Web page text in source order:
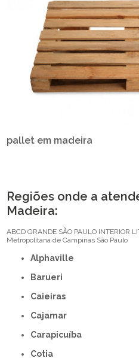
pallet em madeira
Regiões onde a
Madeira:
ABCD GRANDE SÃO PAULO INTERIOR
Metropolitana de Campinas São Paulo
Alphaville
Barueri
Caieiras
Cajamar
Carapicuíba
Cotia